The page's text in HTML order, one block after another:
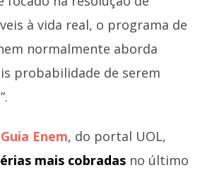
à vida real, o programa de
normalmente aborda
probabilidade de serem
Guia Enem, do portal UOL,
mais cobradas no último